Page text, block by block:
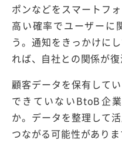
ポンなどをスマートフ
高い確率でユーザーに
う。通知をきっかけに
れば、自社との関係が復
顧客データを保有して
できていないBtoB企
か。データを整理して
つながる可能性がありま